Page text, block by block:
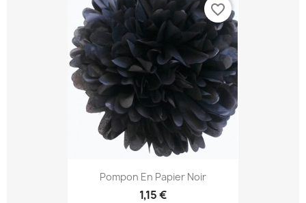
Pompon En Papier Noir
1,15 €
favorite_border